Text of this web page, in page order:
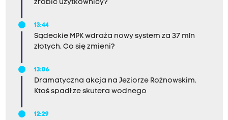
zrobić użytkownicy?
13:44
Sądeckie MPK wdraża nowy system za 37 mln
złotych. Co się zmieni?
13:06
Dramatyczna akcja na Jeziorze Rożnowskim.
Ktoś spadł ze skutera wodnego
12:29